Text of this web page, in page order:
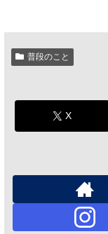
普段のこと
X